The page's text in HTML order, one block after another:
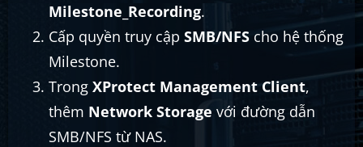
Milestone_Recording.
Cấp quyền truy cập SMB/NFS cho hệ thống
Milestone.
Trong XProtect Management Client,
thêm Network Storage với đường dẫn
SMB/NFS từ NAS.